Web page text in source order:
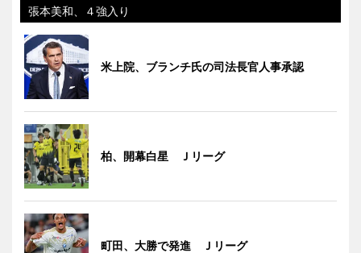
張本美和、４強入り
米上院、ブランチ氏の司法長官人事承認
柏、開幕白星 Ｊリーグ
町田、大勝で発進 Ｊリーグ